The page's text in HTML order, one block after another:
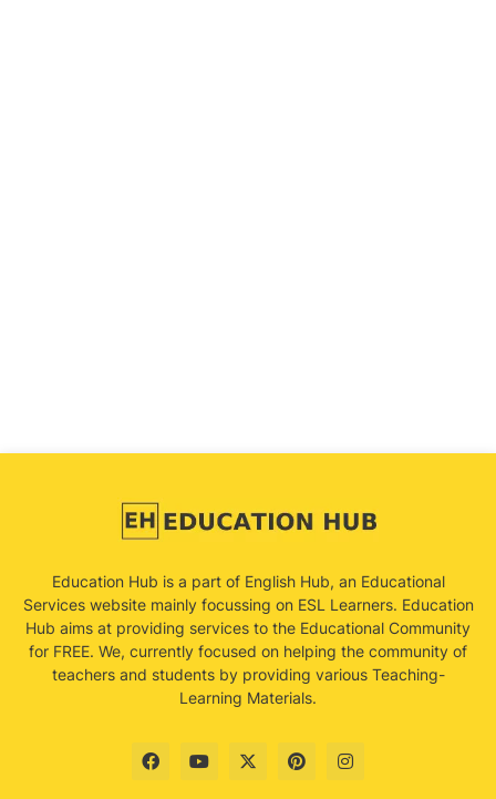
Education Hub is a part of English Hub, an Educational
Services website mainly focussing on ESL Learners. Education
Hub aims at providing services to the Educational Community
for FREE. We, currently focused on helping the community of
teachers and students by providing various Teaching-
Learning Materials.